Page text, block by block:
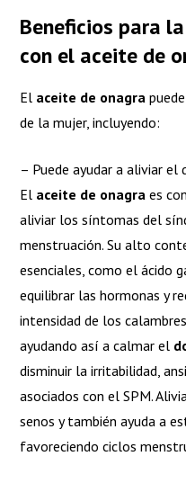
Beneficios para
con el aceite de
El aceite de onagra
de la mujer, incluyendo:
– Puede ayudar a aliviar
El aceite de onagra es
aliviar los síntomas del
menstruación. Su alto
esenciales, como el ácido
equilibrar las hormonas y
intensidad de los
ayudando así a calmar el
disminuir la irritabilidad,
asociados con el SPM.
senos y también ayuda a
favoreciendo ciclos